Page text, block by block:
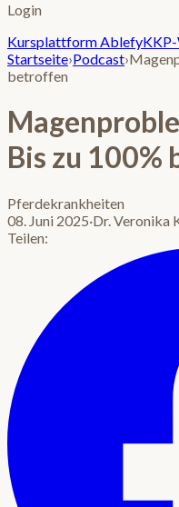
Login
Kursplattform Ablefy
Startseite›Podcast›
betroffen
Bis zu
Pferdekrankheiten
08. Juni 2025·Dr. Veronika
Teilen: